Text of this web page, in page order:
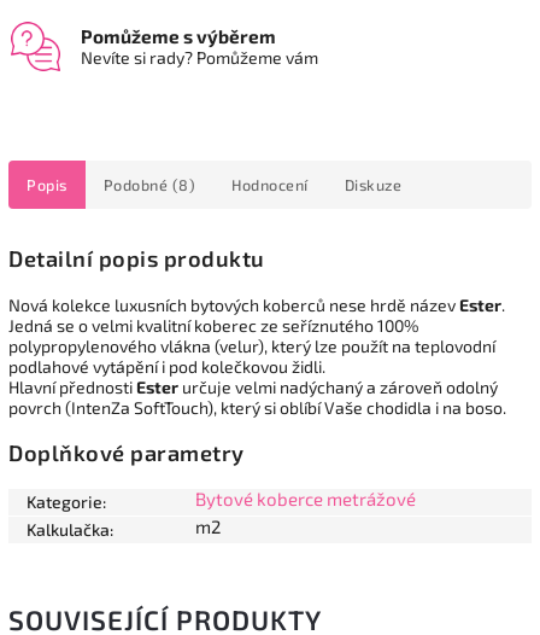
Pomůžeme s výběrem
Nevíte si rady? Pomůžeme vám
Popis Podobné (8) Hodnocení Diskuze
Detailní popis produktu
Nová kolekce luxusních bytových koberců nese hrdě názevEster.
Jedná se o velmi kvalitní koberec ze seříznutého 100%
polypropylenového vlákna (velur), který lze použít na teplovodní
podlahové vytápění i pod kolečkovou židli.
Hlavní přednostiEster určuje velmi nadýchaný a zároveň odolný
povrch (IntenZa SoftTouch), který si oblíbí Vaše chodidla i na boso.
Doplňkové parametry
Kategorie: Bytové koberce metrážové
Kalkulačka: m2
SOUVISEJÍCÍ PRODUKTY